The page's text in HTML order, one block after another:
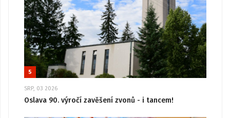
5
SRP, 03 2026
Oslava 90. výročí zavěšení zvonů - i tancem!